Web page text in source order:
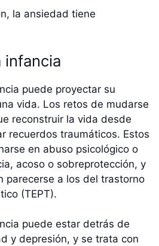
la ansiedad tiene
infancia
puede proyectar su
vida. Los retos de mudarse
reconstruir la vida desde
recuerdos traumáticos. Estos
en abuso psicológico o
acoso o sobreprotección, y
parecerse a los del trastorno
(TEPT).
puede estar detrás de
y depresión, y se trata con